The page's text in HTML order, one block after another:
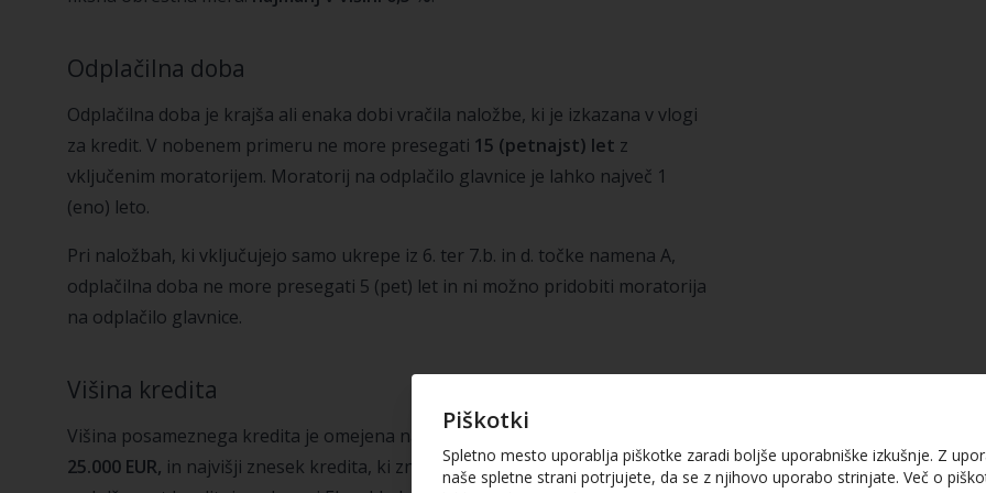
Odplačilna doba
Odplačilna doba je krajša ali enaka dobi vračila naložbe, ki je izkazana v vlogi
za kredit. V nobenem primeru ne more presegati 15 (petnajst) let z
vključenim moratorijem. Moratorij na odplačilo glavnice je lahko največ 1
(eno) leto.
Pri naložbah, ki vključujejo samo ukrepe iz 6. ter 7.b. in d. točke namena A,
odplačilna doba ne more presegati 5 (pet) let in ni možno pridobiti moratorija
na odplačilo glavnice.
Višina kredita
Višina posameznega kredita je omejena na najnižji znesek kredita, ki znaša
25.000 EUR, in najvišji znesek kredita, ki znaša2 milijona EUR.Skupna
Piškotki
Spletno mesto uporablja piškotke zaradi boljše uporabniške izkušnje. Z
naše spletne strani potrjujete, da se z njihovo uporabo strinjate. Več o